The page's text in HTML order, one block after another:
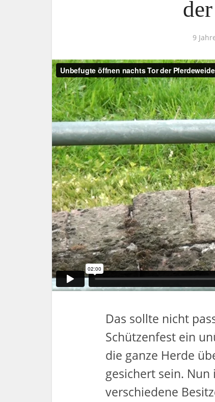
9
Das sollte nicht
Schützenfest ein
die ganze Herde
gesichert sein.
verschiedene